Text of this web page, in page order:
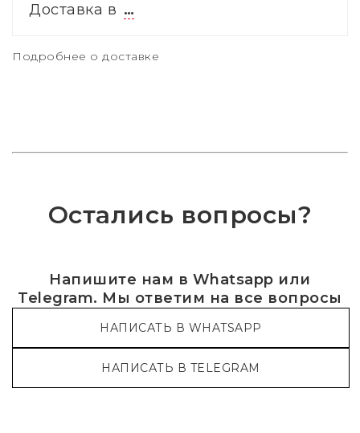
Доставка в …
Подробнее о доставке
Остались вопросы?
Напишите нам в Whatsapp или
Telegram. Мы ответим на все вопросы
НАПИСАТЬ В WHATSAPP
НАПИСАТЬ В TELEGRAM